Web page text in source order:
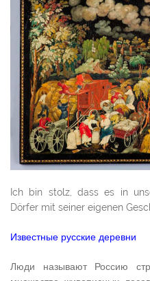
Ich bin stolz, dass es in
Dörfer mit seiner eigenen
Известные русские деревни
Люди называют Россию